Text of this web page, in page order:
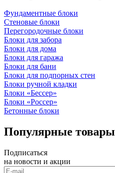
Фундаментные блоки
Стеновые блоки
Перегородочные блоки
Блоки для забора
Блоки для дома
Блоки для гаража
Блоки для бани
Блоки для подпорных стен
Блоки ручной кладки
Блоки «Бессер»
Блоки «Россер»
Бетонные блоки
Популярные товары
Подписаться
на новости и акции